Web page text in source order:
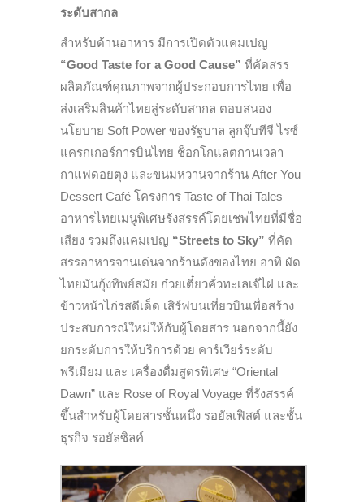
ระดับสากล
สำหรับด้านอาหาร มีการเปิดตัวแคมเปญ
“Good Taste for a Good Cause” ที่คัดสรร
ผลิตภัณฑ์คุณภาพจากผู้ประกอบการไทย เพื่อ
ส่งเสริมสินค้าไทยสู่ระดับสากล ตอบสนอง
นโยบาย Soft Power ของรัฐบาล ลูกจุ๊บทีจี ไรซ์
แครกเกอร์การบินไทย ช็อกโกแลตกานเวลา
กาแฟดอยตุง และขนมหวานจากร้าน After You
Dessert Café โครงการ Taste of Thai Tales
อาหารไทยเมนูพิเศษรังสรรค์โดยเชพไทยที่มีชื่อ
เสียง รวมถึงแคมเปญ “Streets to Sky” ที่คัด
สรรอาหารจานเด่นจากร้านดังของไทย อาทิ ผัด
ไทยมันกุ้งทิพย์สมัย ก๋วยเตี๋ยวคั่วทะเลเจ๊ไฝ และ
ข้าวหน้าไก่รสดีเด็ด เสิร์ฟบนเที่ยวบินเพื่อสร้าง
ประสบการณ์ใหม่ให้กับผู้โดยสาร นอกจากนี้ยัง
ยกระดับการให้บริการด้วย คาร์เวียร์ระดับ
พรีเมียม และ เครื่องดื่มสูตรพิเศษ “Oriental
Dawn” และ Rose of Royal Voyage ที่รังสรรค์
ขึ้นสำหรับผู้โดยสารชั้นหนึ่ง รอยัลเฟิสต์ และชั้น
ธุรกิจ รอยัลซิลค์